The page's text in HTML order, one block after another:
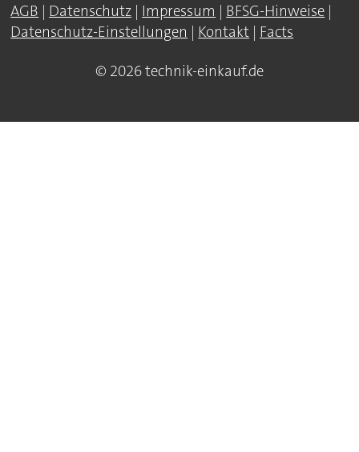
AGB | Datenschutz | Impressum | BFSG-Hinweise |
Datenschutz-Einstellungen | Kontakt | Facts
© 2026 technik-einkauf.de